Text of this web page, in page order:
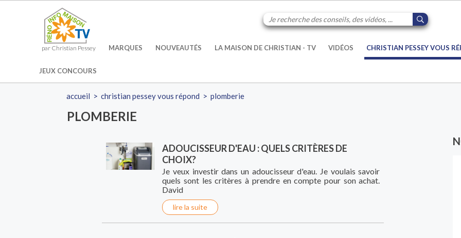
par Christian Pessey MARQUES NOUVEAUTÉS LA MAISON DE CHRISTIAN - TV VIDÉOS CHRISTIAN PESSEY VOUS
JEUX CONCOURS
accueil >christian pessey vous répond >plomberie
PLOMBERIE
ADOUCISSEUR D'EAU : QUELS CRITÈRES DE
CHOIX?
Je veux investir dans un adoucisseur d'eau. Je voulais savoir
quels sont les critères à prendre en compte pour son achat.
David
lire la suite